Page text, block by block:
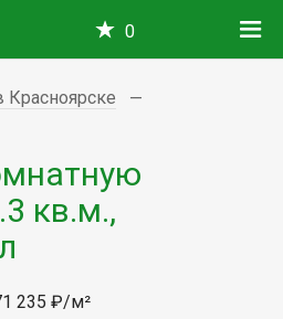
0
Красноярске
кв.м.,
235 ₽/м²